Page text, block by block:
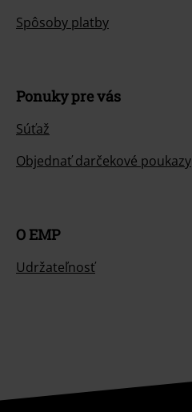
Spôsoby platby
Ponuky pre vás
Súťaž
Objednať darčekové poukazy
O EMP
Udržateľnosť